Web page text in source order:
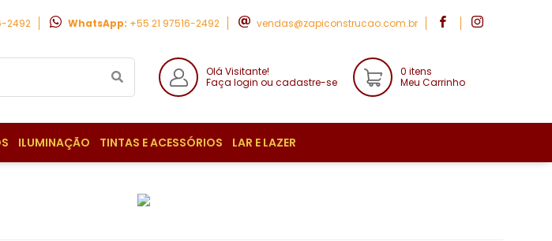
2492 WhatsApp: +55 21 97516-2492 vendas@zapiconstrucao.com.br
Olá Visitante!
Faça login ou cadastre-se
0 itens
Meu Carrinho
ILUMINAÇÃO TINTAS E ACESSÓRIOS LAR E LAZER